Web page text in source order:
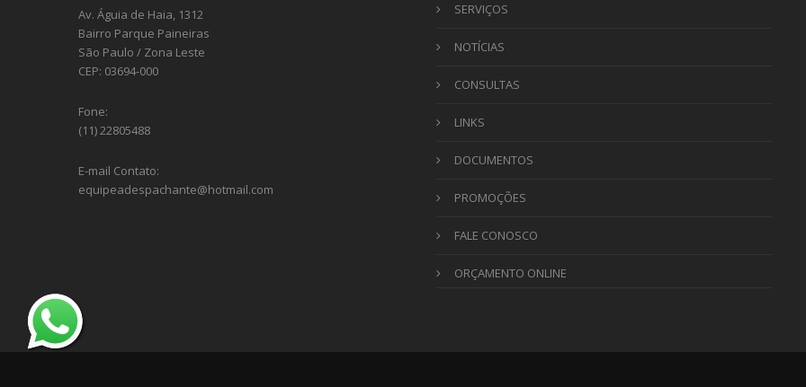
Av. Águia de Haia, 1312
Bairro Parque Paineiras
São Paulo / Zona Leste
CEP: 03694-000
Fone:
(11) 22805488
E-mail Contato:
equipeadespachante@hotmail.com
SERVIÇOS
NOTÍCIAS
CONSULTAS
LINKS
DOCUMENTOS
PROMOÇÕES
FALE CONOSCO
ORÇAMENTO ONLINE